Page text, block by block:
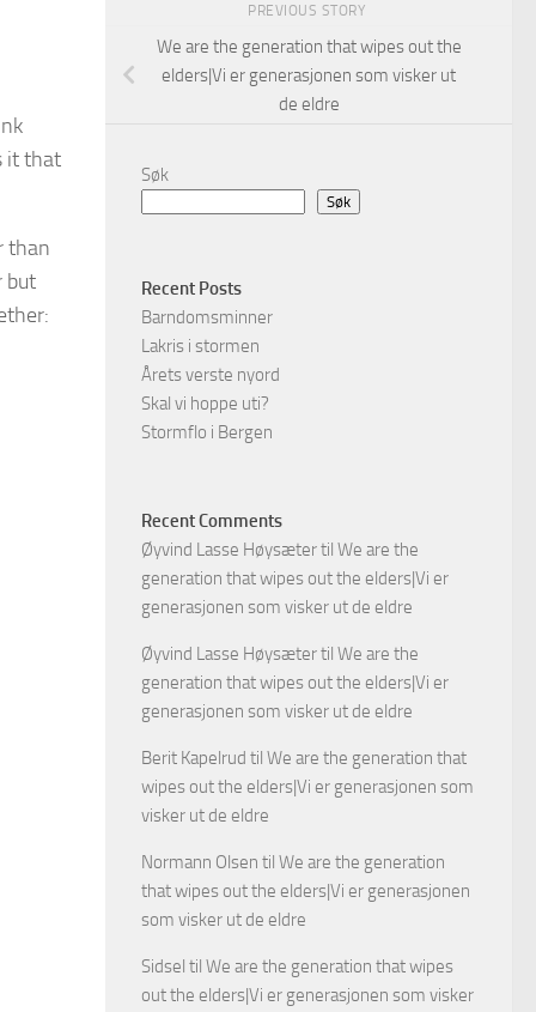
it that
than
but
PREVIOUS STORY
We are the generation that wipes out the
elders|Vi er generasjonen som visker ut
de eldre
Søk
Søk
Recent Posts
Barndomsminner
Lakris i stormen
Årets verste nyord
Skal vi hoppe uti?
Stormflo i Bergen
Recent Comments
Øyvind Lasse Høysætertil We are the
generation that wipes out the elders|Vi er
generasjonen som visker ut de eldre
Øyvind Lasse Høysætertil We are the
generation that wipes out the elders|Vi er
generasjonen som visker ut de eldre
Berit Kapelrud til We are the generation that
wipes out the elders|Vi er generasjonen som
visker ut de eldre
Normann Olsen til We are the generation
that wipes out the elders|Vi er generasjonen
som visker ut de eldre
Sidsel til We are the generation that wipes
out the elders|Vi er generasjonen som visker